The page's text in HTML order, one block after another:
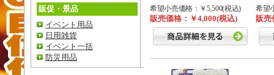
販促・景品
イベント用品
日用雑貨
イベント一括
防災用品
希望小売価格：￥5,500(税込)
販売価格：￥4,000(税込)
希望
販売